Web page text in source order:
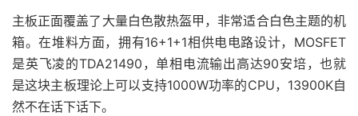
主板正面覆盖了大量白色散热盔甲，非常适合白色主题的机
箱。在堆料方面，拥有16+1+1相供电电路设计，MOSFET
是英飞凌的TDA21490，单相电流输出高达90安培，也就
是这块主板理论上可以支持1000W功率的CPU，13900K自
然不在话下话下。